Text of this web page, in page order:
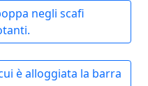
negli scafi
è alloggiata la barra